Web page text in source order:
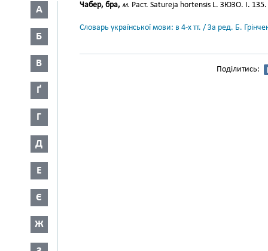
А
Б
В
Ґ
Г
Д
Е
Є
Ж
Чабер, бра, м. Раст. Satureja hortensis L. ЗЮЗО. І. 135.
Словарь української мови: в 4-х тт. / За ред. Б.
Поділитись: